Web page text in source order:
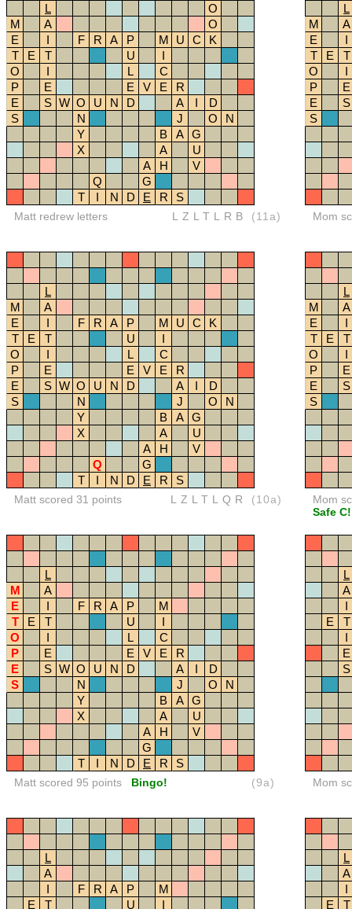
L
O
M
A
O
E
I F R A P M U C
K
T
E T U
I
O
I L
C
P
E E V E
R
E
S W O U N D A I
D
S
N J O
N
Y
B A G
X
A
U
A
H
V
Q
G
T
I N D E R S
Matt redrew letters LZLTLRB (11a)
L
M
A
E
I
T
E
T
O
I
P
E
E
S
S
Mom
L
M
A
E
I F R A P M U C
K
T
E T U
I
O
I L
C
P
E E V E
R
E
S W O U N D A I
D
S
N J O
N
Y
B A G
X
A
U
A
H
V
Q
G
T
I N D E R S
Matt scored 31 points LZLTLQR (10a)
L
M
A
E
I
T
E
T
O
I
P
E
E
S
S
Mom
Safe C!
L
M
A
E
I F R A P
M
T
E T U
I
O
I L
C
P
E E V E
R
E
S W O U N D A I
D
S
N J O
N
Y
B A G
X
A
U
A
H
V
G
T
I N D E R S
Matt scored 95 points Bingo! (9a)
L
A
I
E
T
I
E
S
Mom
L
A
I
F R A P
M
E
T U I
L
A
I
E
T